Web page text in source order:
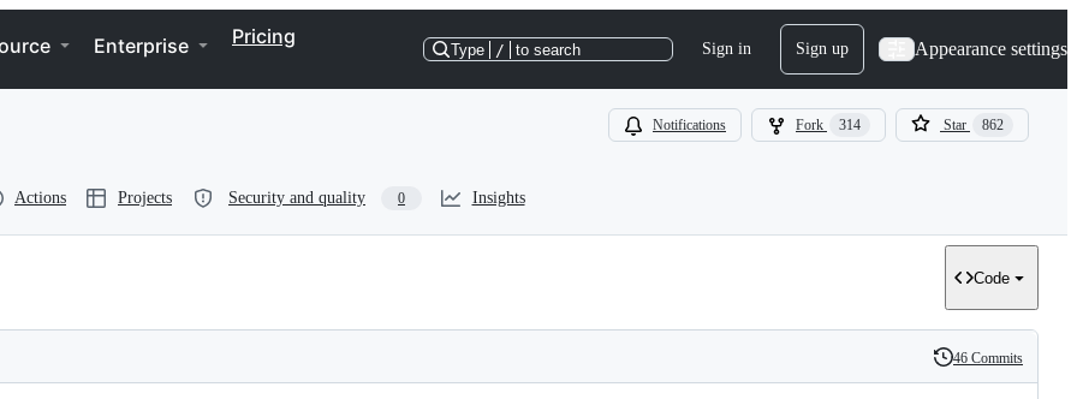
Enterprise Pricing
Type / to search Sign in Sign up Appearance settings
Notifications Fork 314 Star 862
Actions Projects Security and quality 0 Insights
Code
History
46 Commits